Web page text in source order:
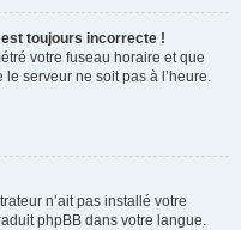
est toujours incorrecte !
votre fuseau horaire et que
le serveur ne soit pas à l’heure.
n’ait pas installé votre
phpBB dans votre langue.